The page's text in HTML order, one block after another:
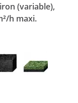
(variable),
h maxi.